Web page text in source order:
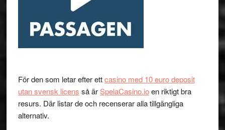
För den som letar efter ettcasino med 10 euro deposit
utan svensk licens så ärSpelaCasino.ioen riktigt bra
resurs. Där listar de och recenserar alla tillgängliga
alternativ.